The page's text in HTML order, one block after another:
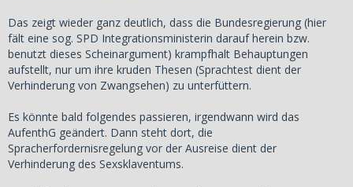
Das zeigt wieder ganz deutlich, dass die Bundesregierung (hier
fält eine sog. SPD Integrationsministerin darauf herein bzw.
benutzt dieses Scheinargument) krampfhalt Behauptungen
aufstellt, nur um ihre kruden Thesen (Sprachtest dient der
Verhinderung von Zwangsehen) zu unterfüttern.
Es könnte bald folgendes passieren, irgendwann wird das
AufenthG geändert. Dann steht dort, die
Spracherfordernisregelung vor der Ausreise dient der
Verhinderung des Sexsklaventums.